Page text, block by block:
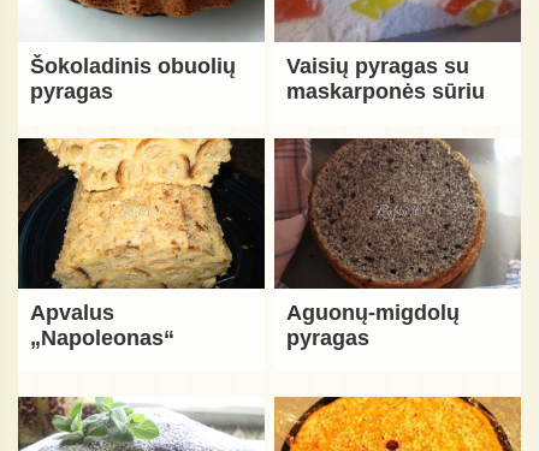
Šokoladinis obuolių
pyragas
Vaisių pyragas su
maskarponės sūriu
Apvalus
„Napoleonas“
Aguonų-migdolų
pyragas